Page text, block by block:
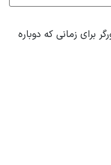
برای زمانی که دوباره